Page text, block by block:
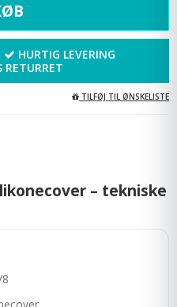
HURTIG LEVERING
RETURRET
TILFØJ TIL ØNSKELISTE
– tekniske